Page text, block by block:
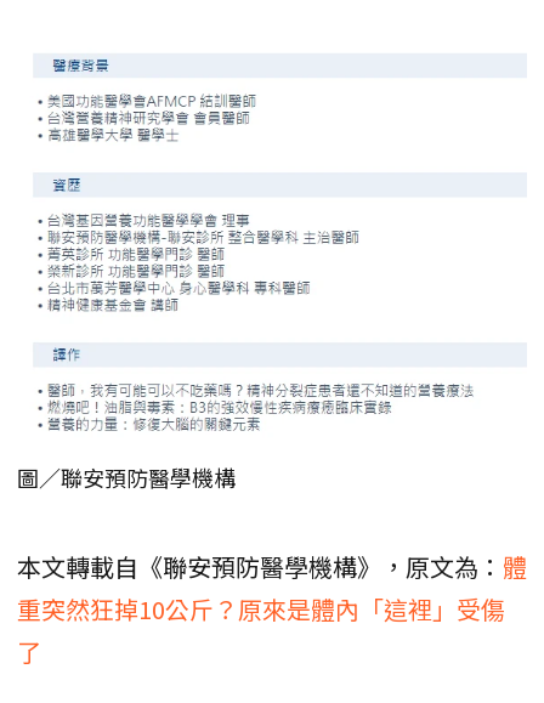
圖／聯安預防醫學機構
本文轉載自《聯安預防醫學機構》，原文為： 體
重突然狂掉10公斤？原來是體內「這裡」受傷
了